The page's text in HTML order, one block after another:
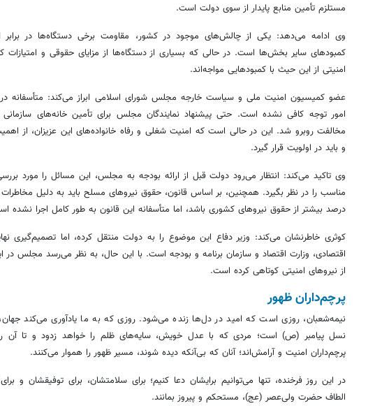
مستلزم تأمین منابع پایدار از سوی دولت است.
وی ادامه می‌دهد: یکی از چالش‌های موجود در کشور، مقاومت برخی دستگاه‌ها در
کمبودهای سایر بخش‌ها است. در حالی که بسیاری از دستگاه‌ها از مزایای حقوقی و امتیازات
امنیتی از این حیث با کمبودهایی مواجه‌اند.
امور توجه کافی نشده است. حتی پیشنهاد نمایندگان مجلس برای تأمین خانه‌های سازمانی
مخالفت روبرو شد. این در حالی است که امنیت شغلی و رفاه خانواده‌های این عزیزان، از
و باید در اولویت قرار گیرد.
وی تاکید می‌کند: انتظار می‌رود دولت قبل از ارائه بودجه به مجلس، این مسائل را مورد
درصد بیشتر از حقوق نیروهای کشوری باشد، اما متأسفانه این قانون به طور کامل اجرا نشده
کوثری خاطرنشان می‌کند: وزیر دفاع این موضوع را به دولت منتقل کرده، اما تصمیم‌گیری
اقتصادی، وزارت اقتصاد و سازمان برنامه و بودجه است. با این حال، به نظر می‌رسد مجلس در
از نیروهای امنیتی کوتاهی کرده است.
پرچم‌داران ظهور
نیمه‌شعبان، روزی است که امید در دل‌ها زنده می‌شود. روزی که به ما یادآوری می‌کند جهان،
نسل پیامبر (ص)است؛ مردی که با عدل خویش، سایه‌های ظلم را خواهد زدود و تا آن
پرچم‌داران امنیت و آرامش‌اند؛ آنان که بی‌آنکه دیده شوند، مسیر ظهور را هموار می‌کنند.
در این روز فرخنده، تنها می‌توانیم برایشان دعا کنیم؛ برای سلامتشان، برای توفیقشان و
الطاف حضرت ولی‌عصر (عج)، مستحکم و پیروز بمانند.